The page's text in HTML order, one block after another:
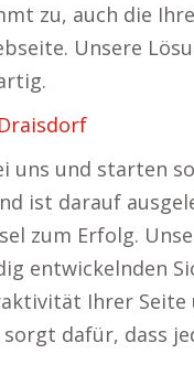
zu, auch die
Unsere
uns und starten
ist darauf
zum Erfolg.
entwickelnden
Ihrer Seite
dafür, dass